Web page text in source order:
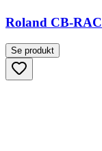
Roland CB-RAC
Se produkt